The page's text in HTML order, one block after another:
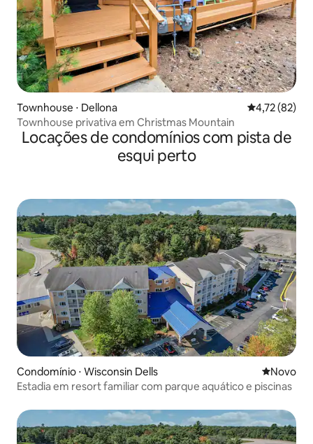
Townhouse ⋅ Dellona 4,72 de uma
4,72 (82)
Townhouse privativa em Christmas Mountain
Locações de condomínios com pista de
esqui perto
Condomínio ⋅ Wisconsin Dells Novo
Novo
Estadia em resort familiar com parque aquático e piscinas